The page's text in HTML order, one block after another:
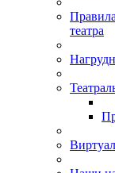
театра